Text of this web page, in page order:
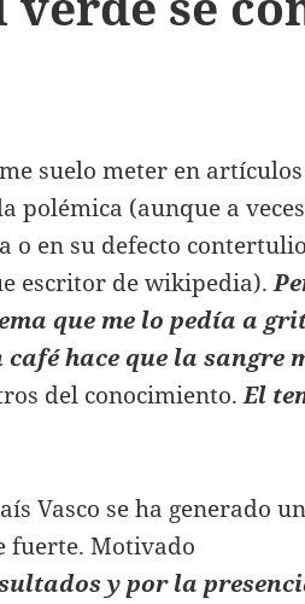
suelo meter en
polémica (aunque a
o en su defecto contertulio
escritor de wikipedia).
que me lo pedía a
hace que la sangre
del conocimiento.El
Vasco se ha generado
fuerte. Motivado
y por la